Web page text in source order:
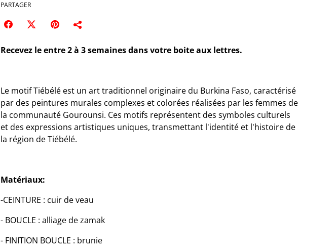
PARTAGER
Recevez le entre 2 à 3 semaines dans votre boite aux lettres.
Le motif Tiébélé est un art traditionnel originaire du Burkina Faso, caractérisé
par des peintures murales complexes et colorées réalisées par les femmes de
la communauté Gourounsi. Ces motifs représentent des symboles culturels
et des expressions artistiques uniques, transmettant l'identité et l'histoire de
la région de Tiébélé.
Matériaux:
-CEINTURE : cuir de veau
- BOUCLE : alliage de zamak
- FINITION BOUCLE : brunie